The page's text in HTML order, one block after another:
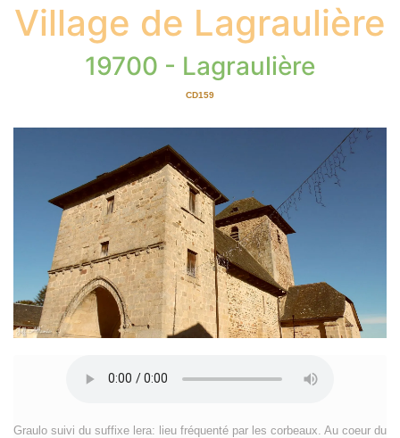
Village de Lagraulière
19700 - Lagraulière
CD159
Graulo suivi du suffixe lera: lieu fréquenté par les corbeaux. Au coeur du